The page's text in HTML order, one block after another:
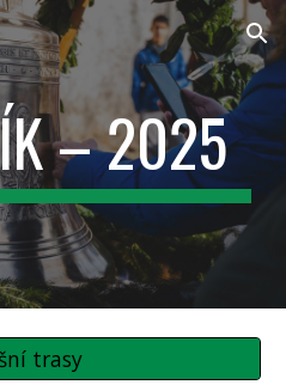
Skip to navigation
– 2025
trasy